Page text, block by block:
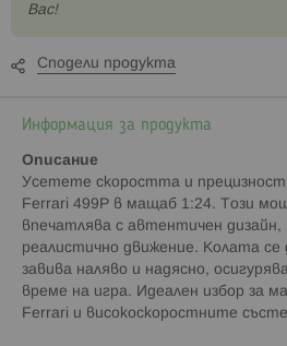
Вас!
Сподели продукта
Информация за продукта
Описание
Усетете скоростта и
Ferrari 499P в мащаб 1:24. Този
впечатлява с автентичен дизайн,
реалистично движение. Колата се
завива наляво и надясно,
време на игра. Идеален избор за
Ferrari и високоскоростните